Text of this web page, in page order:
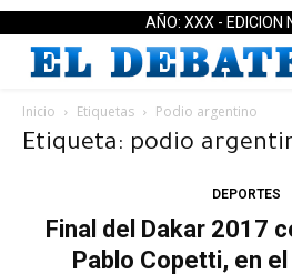
AÑO: XXX - EDICION
Inicio Etiquetas Podio argentino
Etiqueta: podio
DEPORTES
Final del Dakar 2017
Pablo Copetti, en